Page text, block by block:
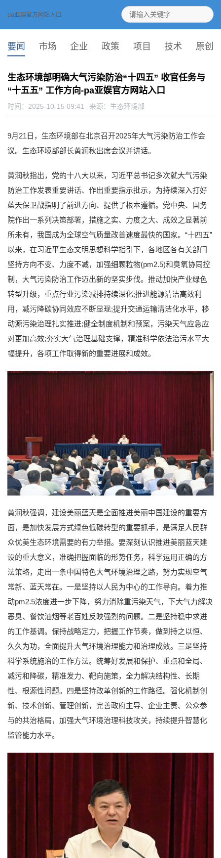
pa亚娱官方网站入口
要闻 市场 企业 政策 项目 技术 原创
生态环境部明确大气污染防治“十四五” 收官任务与
“十五五” 工作方向-pa亚娱官方网站入口
时间：2025-10-15 09:41 来源： 生态环境部
9月21日，生态环境部在北京召开2025年大气污染防治工作会
议。生态环境部部长黄润秋出席会议并讲话。
黄润秋指出，党的十八大以来，习近平总书记多次就大气污染
防治工作发表重要讲话、作出重要指示批示，为持续深入打好
蓝天保卫战指明了前进方向、提供了根本遵循。党中央、国务
院作出一系列决策部署，措施之实、力度之大、成效之显著前
所未有，我国成为全球空气质量改善速度最快的国家。“十四五”
以来，在习近平生态文明思想科学指引下，各地区各有关部门
坚持方向不变、力度不减，加强细颗粒物(pm2.5)和臭氧协同控
制，大气污染防治工作迈出新的坚实步伐。推动加快产业绿色
转型升级，重点行业污染减排持续深化;推进能源清洁高效利
用，减污降碳协同效应不断显现;提升交通运输清洁化水平，移
动源污染治理扎实推进;健全制度机制和预案，污染天气应急应
对更加高效;夯实大气治理基础支撑，精准科学依法治污水平大
幅提升，各项工作取得新的重要进展和成效。
黄润秋强调，建设美丽蓝天是全面推进美丽中国建设的重要方
面，是加快发展方式绿色低碳转型的重要抓手，是满足人民群
众优美生态环境需要的有力举措。要深刻认识推进美丽蓝天建
设的重大意义，准确把握面临的形势任务，科学运用正确的方
法策略，走出一条中国特色大气环境治理之路，努力实现空气
常新、蓝天常在。一是坚持以人民为中心的工作导向。着力推
动pm2.5浓度进一步下降，努力消除重污染天气，下大气力解决
恶臭、餐饮油烟等老百姓反映强烈的问题。二是坚持稳中求进
的工作基调。保持战略定力，把握工作节奏，做到持之以恒、
久久为功，全面提升大气环境治理能力和治理成效。三是坚持
科学系统施治的工作方法。统筹好发展和保护、重点和全局、
减污和降碳，精准发力、靶向施策，全力解决结构性、长期
性、根源性问题。四是坚持改革创新的工作路径。强化机制创
新、技术创新、管理创新，完善政府主导、企业主责、公众参
与的共治格局，加强大气环境治理科技攻关，持续提升智慧化
监管能力水平。